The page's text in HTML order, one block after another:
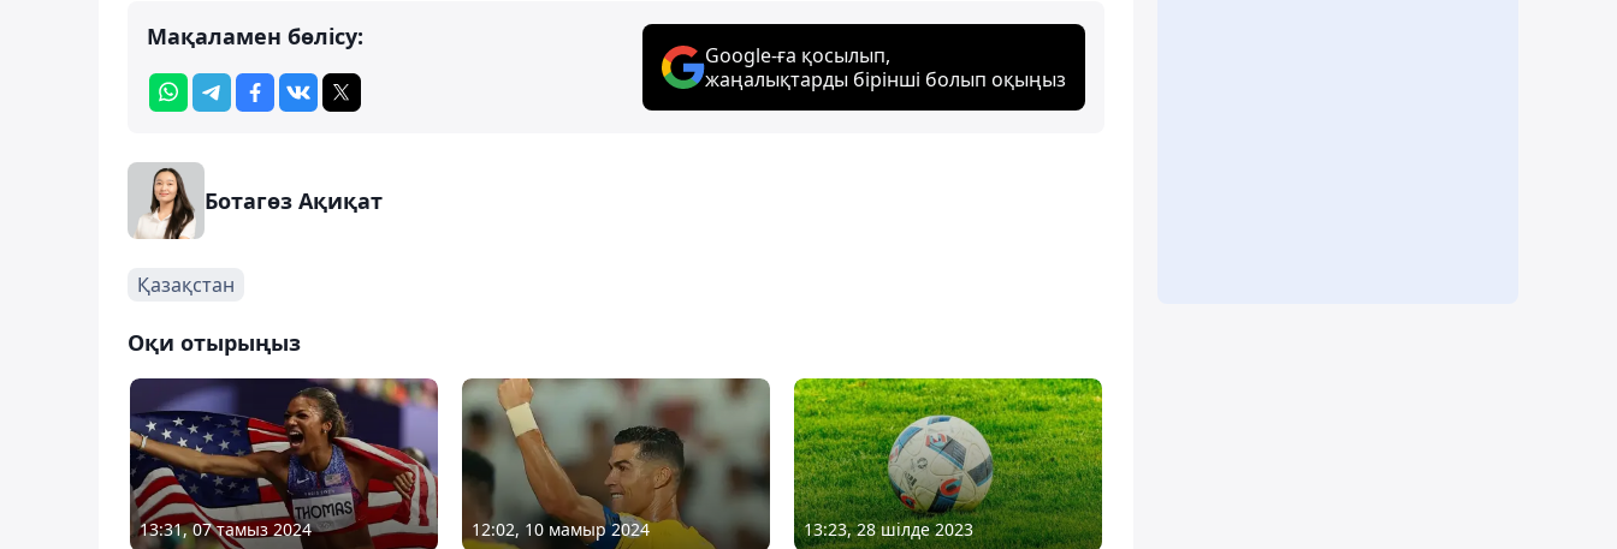
Мақаламен бөлісу:
Google-ға қосылып,
жаңалықтарды бірінші болып оқыңыз
Ботагөз Ақиқат
Қазақстан
Оқи отырыңыз
13:31, 07 тамыз 2024 12:02, 10 мамыр 2024 13:23, 28 шілде 2023